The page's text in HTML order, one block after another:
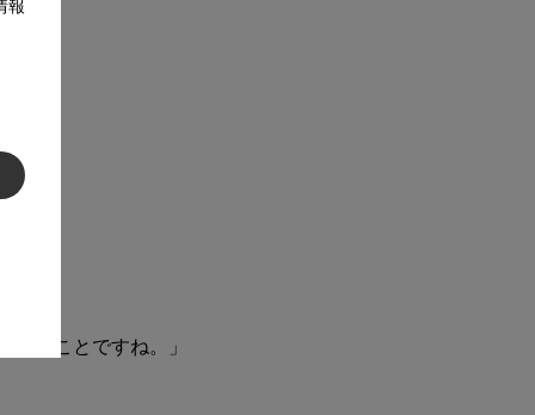
報
いうことですね。」